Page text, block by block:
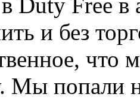
и без
попали